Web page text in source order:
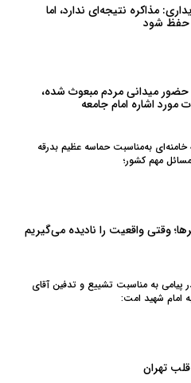
مذاکره نتیجه‌ای ندارد، اما
حفظ شود
میدانی مردم مبعوث شده،
اشاره امام جامعه
خامنه‌ای به‌مناسبت حماسه عظیم بدرقه
مهم کشور؛
وقتی واقعیت را نادیده می‌گیریم
پیامی به‌ مناسبت تشییع و تدفین آقای
امام شهید امت:
قلب تهران